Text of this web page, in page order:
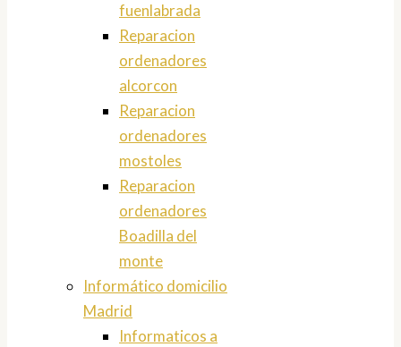
fuenlabrada
Reparacion
ordenadores
alcorcon
Reparacion
ordenadores
mostoles
Reparacion
ordenadores
Boadilla del
monte
Informático domicilio
Madrid
Informaticos a